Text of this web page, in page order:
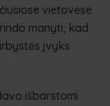
vietovėse
manyti, kad
įvyks
išbarstomi